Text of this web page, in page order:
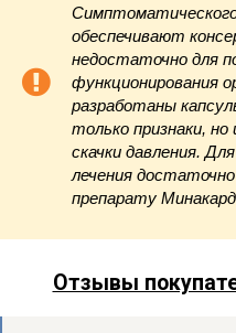
обеспечивают
недостаточно для
функционирования
разработаны
только признаки, но
скачки давления.
лечения
препарату
Отзывы